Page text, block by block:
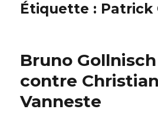
Étiquette : Patrick
Bruno
contre Christian
Vanneste